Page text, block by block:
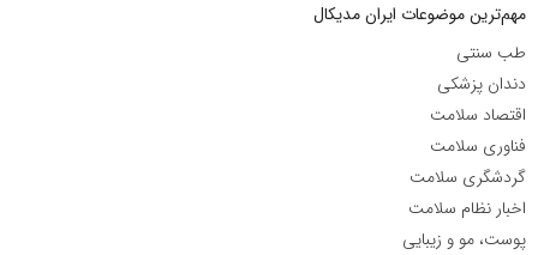
مهم‌ترین موضوعات ایران مدیکال
طب سنتی
دندان پزشکی
اقتصاد سلامت
فناوری سلامت
گردشگری سلامت
اخبار نظام سلامت
پوست، مو و زیبایی